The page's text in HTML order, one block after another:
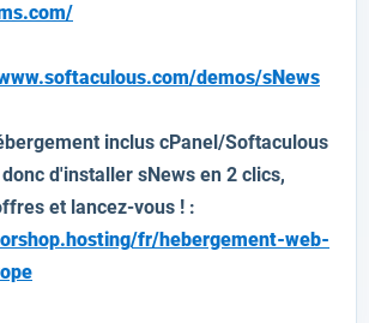
demos/sNews
inclus cPanel/Softaculous
d'installer sNews en 2 clics,
et lancez-vous ! :
fr/hebergement-web-